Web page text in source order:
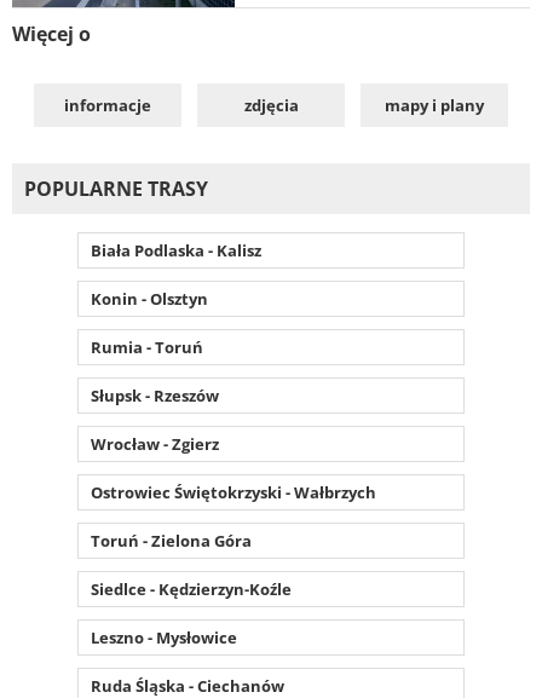
Więcej o
informacje zdjęcia mapy i plany
POPULARNE TRASY
Biała Podlaska - Kalisz
Konin - Olsztyn
Rumia - Toruń
Słupsk - Rzeszów
Wrocław - Zgierz
Ostrowiec Świętokrzyski - Wałbrzych
Toruń - Zielona Góra
Siedlce - Kędzierzyn-Koźle
Leszno - Mysłowice
Ruda Śląska - Ciechanów